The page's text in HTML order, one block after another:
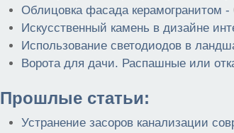
Облицовка фасада керамогранитом -
Искусственный камень в дизайне
Использование светодиодов в
Ворота для дачи. Распашные или
Прошлые статьи:
Устранение засоров канализации